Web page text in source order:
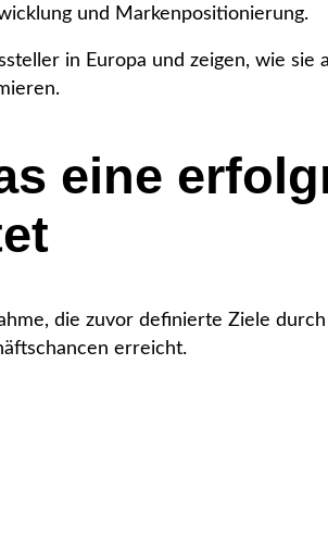
und Markenpositionierung.
in Europa und zeigen, wie sie
eine
die zuvor definierte Ziele
erreicht.